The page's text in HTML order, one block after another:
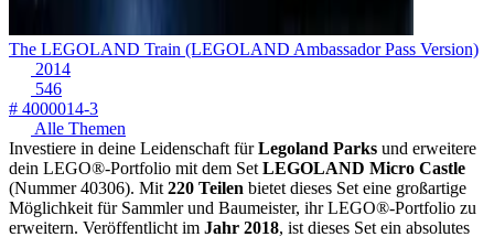
The LEGOLAND Train (LEGOLAND Ambassador Pass Version)
2014
546
# 4000014-3
Alle Themen
Investiere in deine Leidenschaft fürLegoland Parks und erweitere
dein LEGO®-Portfolio mit dem Set LEGOLAND Micro Castle
(Nummer 40306). Mit 220 Teilen bietet dieses Set eine großartige
Möglichkeit für Sammler und Baumeister, ihr LEGO®-Portfolio zu
erweitern. Veröffentlicht im Jahr 2018, ist dieses Set ein absolutes